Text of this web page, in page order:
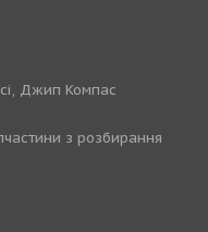
Джип Компас
з розбирання